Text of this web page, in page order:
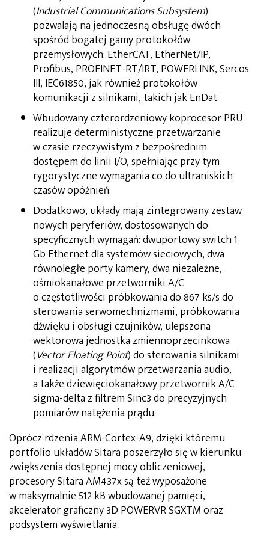
(Industrial Communications Subsystem)
pozwalają na jednoczesną obsługę dwóch
spośród bogatej gamy protokołów
przemysłowych: EtherCAT, EtherNet/IP,
Profibus, PROFINET-RT/IRT, POWERLINK, Sercos
III, IEC61850, jak również protokołów
komunikacji z silnikami, takich jak EnDat.
Wbudowany czterordzeniowy koprocesor PRU
realizuje deterministyczne przetwarzanie
w czasie rzeczywistym z bezpośrednim
dostępem do linii I/O, spełniając przy tym
rygorystyczne wymagania co do ultraniskich
czasów opóźnień.
Dodatkowo, układy mają zintegrowany zestaw
nowych peryferiów, dostosowanych do
specyficznych wymagań: dwuportowy switch 1
Gb Ethernet dla systemów sieciowych, dwa
równoległe porty kamery, dwa niezależne,
ośmiokanałowe przetworniki A/C
o częstotliwości próbkowania do 867 ks/s do
sterowania serwomechnizmami, próbkowania
dźwięku i obsługi czujników, ulepszona
wektorowa jednostka zmiennoprzecinkowa
(Vector Floating Point) do sterowania silnikami
i realizacji algorytmów przetwarzania audio,
a także dziewięciokanałowy przetwornik A/C
sigma-delta z filtrem Sinc3 do precyzyjnych
pomiarów natężenia prądu.
Oprócz rdzenia ARM-Cortex-A9, dzięki któremu
portfolio układów Sitara poszerzyło się w kierunku
zwiększenia dostępnej mocy obliczeniowej,
procesory Sitara AM437x są też wyposażone
w maksymalnie 512 kB wbudowanej pamięci,
akcelerator graficzny 3D POWERVR SGXTM oraz
podsystem wyświetlania.